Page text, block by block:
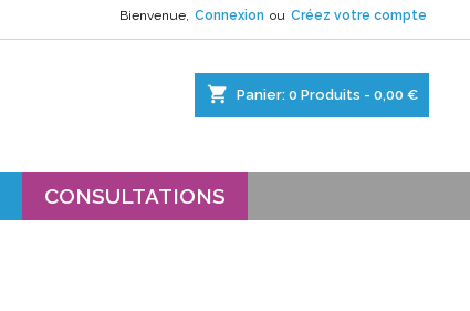
Bienvenue, Connexion ou Créez votre compte
shopping_cart Panier: 0 Produits - 0,00 €
CONSULTATIONS